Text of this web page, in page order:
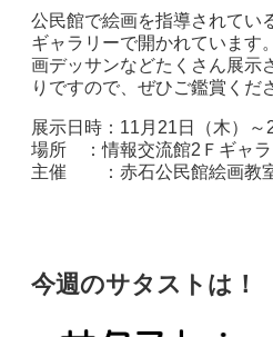
公民館で絵画を指導されてい
ギャラリーで開かれています
画デッサンなどたくさん展示
りですので、ぜひご鑑賞く
展示日時：11月21日（木）
場所 ：情報交流館2Ｆギャ
主催 ：赤石公民館絵画教
今週のサタストは！